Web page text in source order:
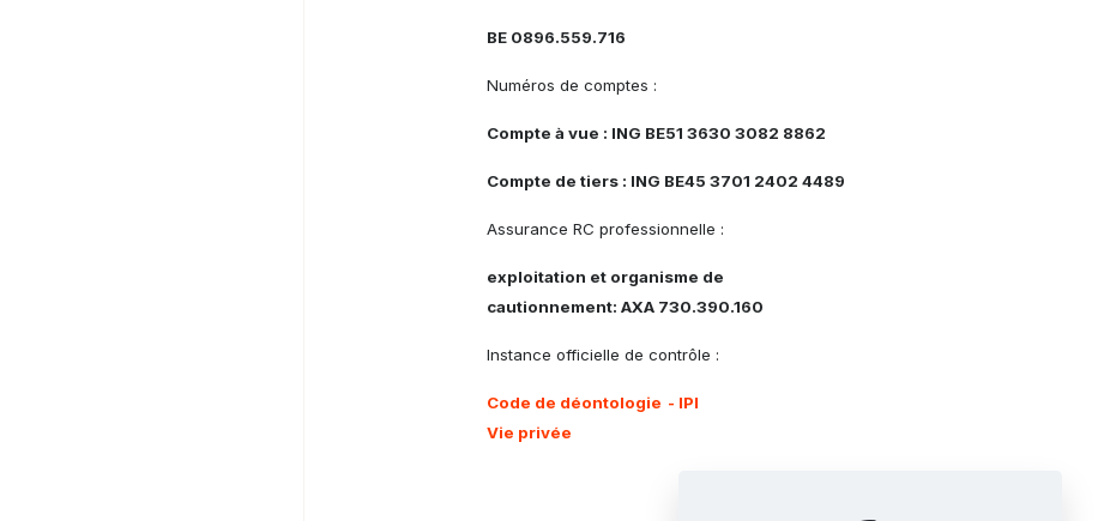
BE 0896.559.716
Numéros de comptes :
Compte à vue : ING BE51 3630 3082 8862
Compte de tiers : ING BE45 3701 2402 4489
Assurance RC professionnelle :
exploitation et organisme de
cautionnement: AXA 730.390.160
Instance officielle de contrôle :
Code de déontologie - IPI
Vie privée